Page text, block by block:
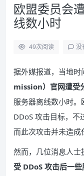
欧盟委员会
线数小时
49次阅读 没
据外媒报道，当地时
mission）官网遭受
服务器离线数小时
DDoS 攻击目标，不
而此次攻击并未造成
然而，几位消息人
受 DDoS 攻击后一